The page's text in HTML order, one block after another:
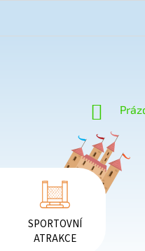
SPORTOVNÍ
ATRAKCE